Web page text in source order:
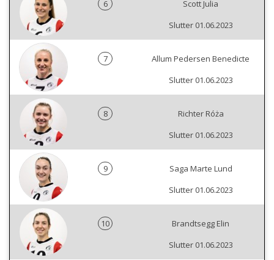
6
Scott Julia
Slutter 01.06.2023
7
Allum Pedersen Benedicte
Slutter 01.06.2023
8
Richter Róża
Slutter 01.06.2023
9
Saga Marte Lund
Slutter 01.06.2023
10
Brandtsegg Elin
Slutter 01.06.2023